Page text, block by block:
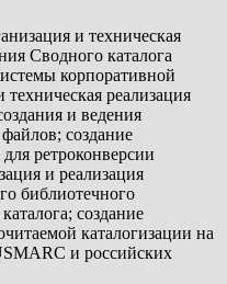
и техническая
Сводного каталога
корпоративной
техническая реализация
и ведения
создание
ретроконверсии
и реализация
библиотечного
создание
каталогизации на
и российских